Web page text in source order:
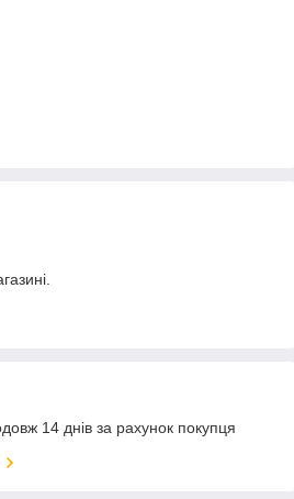
14 днів за рахунок покупця